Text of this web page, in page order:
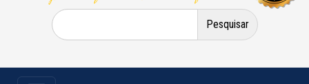
Pesquisar
por: